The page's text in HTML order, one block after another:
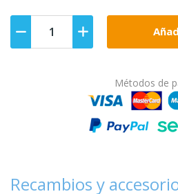
Métodos de
Recambios y